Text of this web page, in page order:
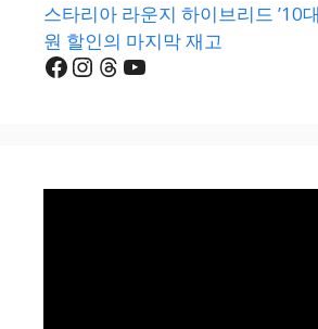
스타리아 라운지 하이브리드 ’10
원 할인의 마지막 재고
Facebook
Instagram
Threads
YouTube